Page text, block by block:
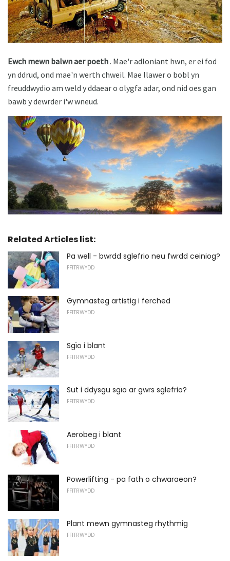
Ewch mewn balwn aer poeth. Mae'r adloniant hwn, er ei fod
yn ddrud, ond mae'n werth chweil. Mae llawer o bobl yn
freuddwydio am weld y ddaear o olygfa adar, ond nid oes gan
bawb y dewrder i'w wneud.
Related Articles list:
Pa well - bwrdd sglefrio neu fwrdd ceiniog?
FFITRWYDD
Gymnasteg artistig i ferched
FFITRWYDD
Sgïo i blant
FFITRWYDD
Sut i ddysgu sgïo ar gwrs sglefrio?
FFITRWYDD
Aerobeg i blant
FFITRWYDD
Powerlifting - pa fath o chwaraeon?
FFITRWYDD
Plant mewn gymnasteg rhythmig
FFITRWYDD